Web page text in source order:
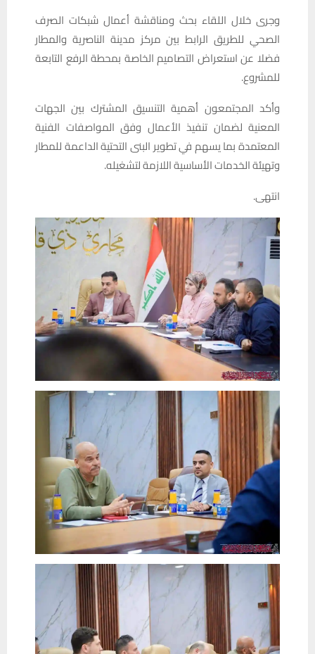
وجرى خلال اللقاء بحث ومناقشة أعمال شبكات الصرف
الصحي للطريق الرابط بين مركز مدينة الناصرية والمطار
فضلا عن استعراض التصاميم الخاصة بمحطة الرفع التابعة
للمشروع.
وأكد المجتمعون أهمية التنسيق المشترك بين الجهات
المعنية لضمان تنفيذ الأعمال وفق المواصفات الفنية
المعتمدة بما يسهم في تطوير البنى التحتية الداعمة للمطار
وتهيئة الخدمات الأساسية اللازمة لتشغيله.
انتهى.